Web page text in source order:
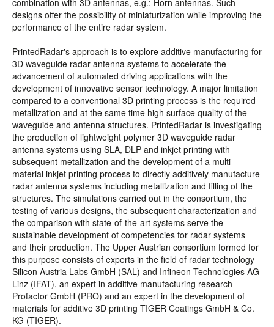
combination with 3D antennas, e.g.: Horn antennas. Such
designs offer the possibility of miniaturization while improving the
performance of the entire radar system.
PrintedRadar's approach is to explore additive manufacturing for
3D waveguide radar antenna systems to accelerate the
advancement of automated driving applications with the
development of innovative sensor technology. A major limitation
compared to a conventional 3D printing process is the required
metallization and at the same time high surface quality of the
waveguide and antenna structures. PrintedRadar is investigating
the production of lightweight polymer 3D waveguide radar
antenna systems using SLA, DLP and inkjet printing with
subsequent metallization and the development of a multi-
material inkjet printing process to directly additively manufacture
radar antenna systems including metallization and filling of the
structures. The simulations carried out in the consortium, the
testing of various designs, the subsequent characterization and
the comparison with state-of-the-art systems serve the
sustainable development of competencies for radar systems
and their production. The Upper Austrian consortium formed for
this purpose consists of experts in the field of radar technology
Silicon Austria Labs GmbH (SAL) and Infineon Technologies AG
Linz (IFAT), an expert in additive manufacturing research
Profactor GmbH (PRO) and an expert in the development of
materials for additive 3D printing TIGER Coatings GmbH & Co.
KG (TIGER).